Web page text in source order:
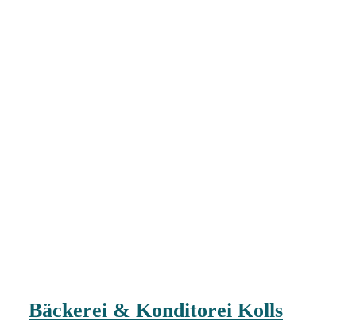
Bäckerei & Konditorei Kolls